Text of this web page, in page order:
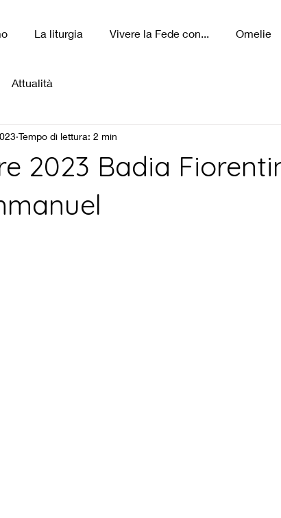
La liturgia Vivere la Fede con... Omelie
Attualità
2023 Badia
Tempo di lettura: 2 min